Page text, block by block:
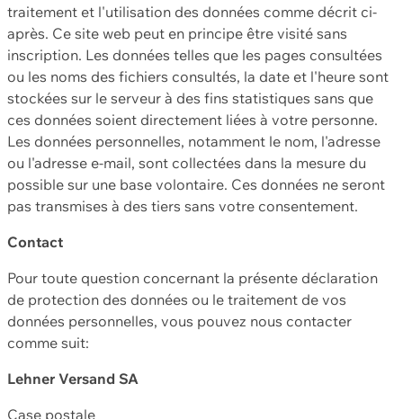
traitement et l'utilisation des données comme décrit ci-
après. Ce site web peut en principe être visité sans
inscription. Les données telles que les pages consultées
ou les noms des fichiers consultés, la date et l'heure sont
stockées sur le serveur à des fins statistiques sans que
ces données soient directement liées à votre personne.
Les données personnelles, notamment le nom, l'adresse
ou l'adresse e-mail, sont collectées dans la mesure du
possible sur une base volontaire. Ces données ne seront
pas transmises à des tiers sans votre consentement.
Contact
Pour toute question concernant la présente déclaration
de protection des données ou le traitement de vos
données personnelles, vous pouvez nous contacter
comme suit:
Lehner Versand SA
Case postale